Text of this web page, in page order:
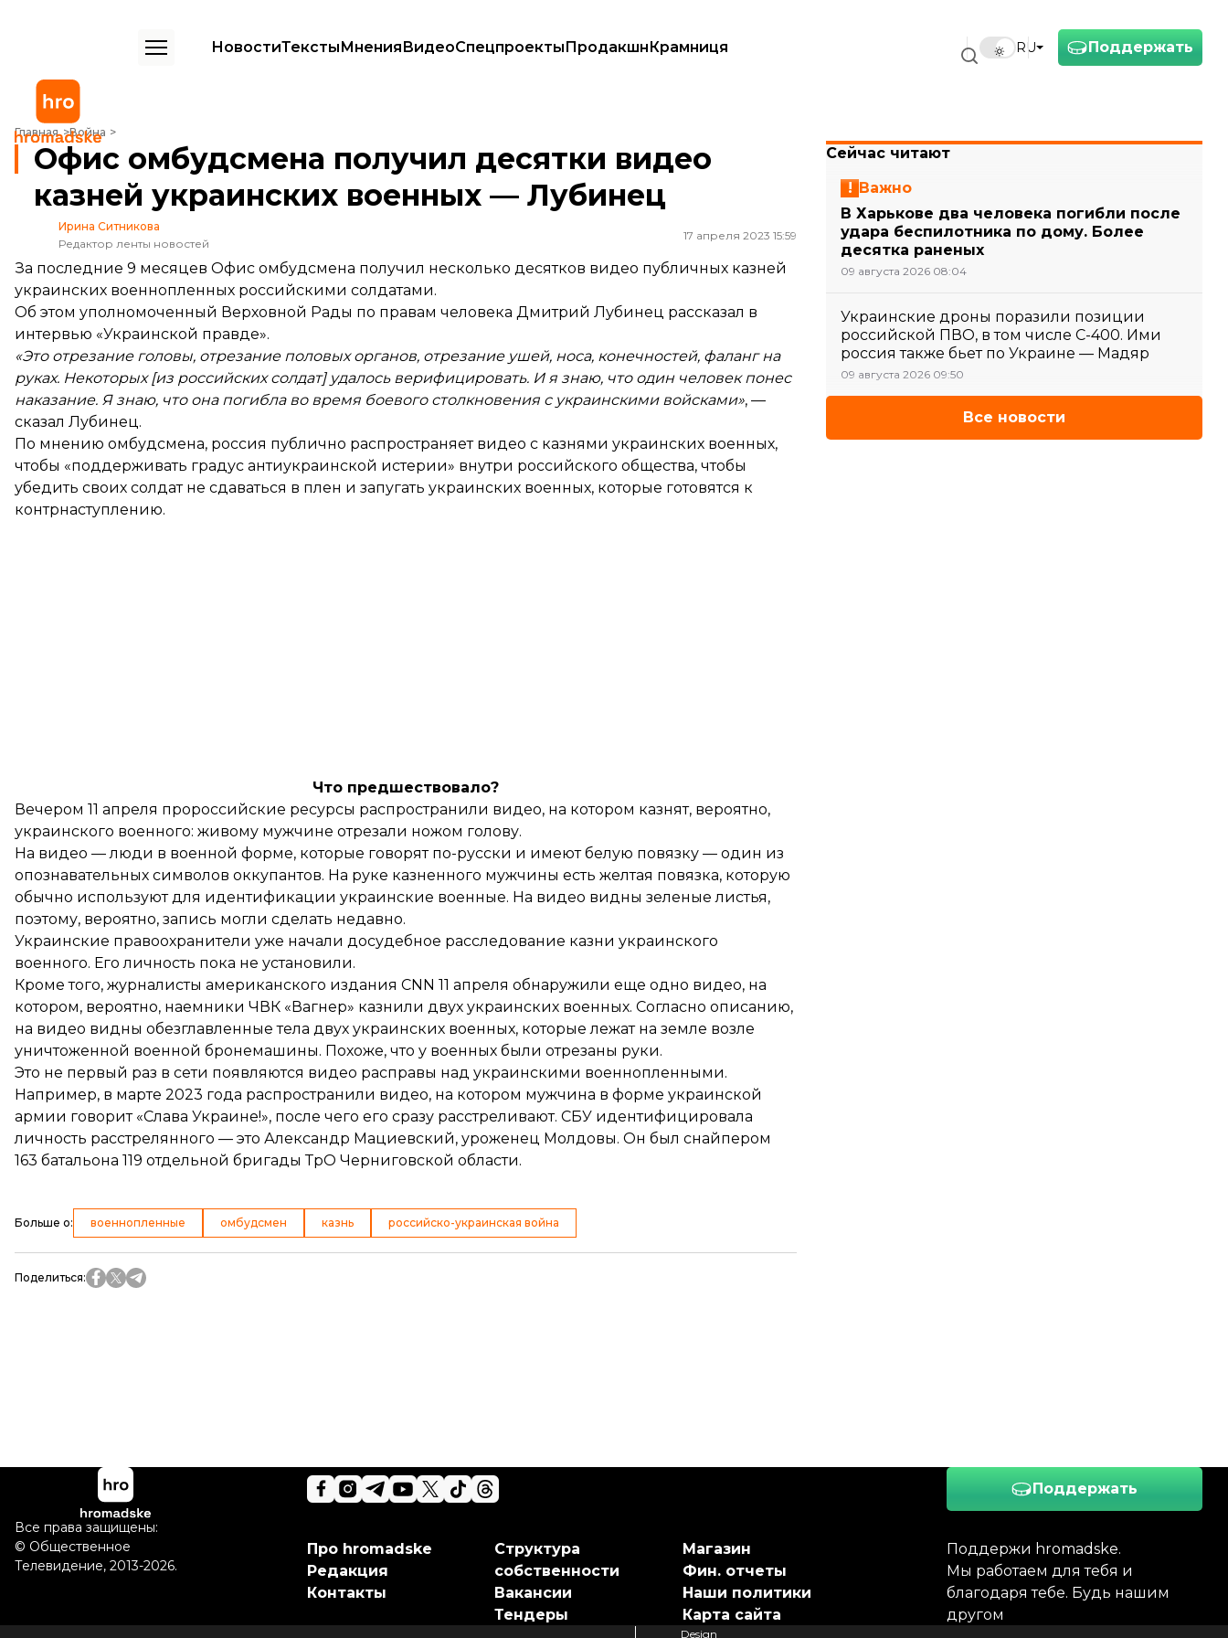
Поддержать
RU
НовостиТекстыМненияВидеоСпецпроектыПродакшнКрамниця
Главная Война
Офис омбудсмена получил десятки видео казней украинских военных — Лубинец
Офис омбудсмена получил десятки видео
казней украинских военных — Лубинец
Ирина Ситникова
Редактор ленты новостей
17 апреля 2023 15:59
За последние 9 месяцев Офис омбудсмена получил несколько десятков видео публичных казней
украинских военнопленных российскими солдатами.
Об этом уполномоченный Верховной Рады по правам человека Дмитрий Лубинец рассказал в
интервью «Украинской правде».
«Это отрезание головы, отрезание половых органов, отрезание ушей, носа, конечностей, фаланг на
руках. Некоторых [из российских солдат] удалось верифицировать. И я знаю, что один человек понес
наказание. Я знаю, что она погибла во время боевого столкновения с украинскими войсками», —
сказал Лубинец.
По мнению омбудсмена, россия публично распространяет видео с казнями украинских военных,
чтобы «поддерживать градус антиукраинской истерии» внутри российского общества, чтобы
убедить своих солдат не сдаваться в плен и запугать украинских военных, которые готовятся к
контрнаступлению.
Что предшествовало?
Вечером 11 апреля пророссийские ресурсы распространили видео, на котором казнят, вероятно,
украинского военного: живому мужчине отрезали ножом голову.
На видео — люди в военной форме, которые говорят по-русски и имеют белую повязку — один из
опознавательных символов оккупантов. На руке казненного мужчины есть желтая повязка, которую
обычно используют для идентификации украинские военные. На видео видны зеленые листья,
поэтому, вероятно, запись могли сделать недавно.
Украинские правоохранители уже начали досудебное расследование казни украинского
военного. Его личность пока не установили.
Кроме того, журналисты американского издания CNN 11 апреля обнаружили еще одно видео, на
котором, вероятно, наемники ЧВК «Вагнер» казнили двух украинских военных. Согласно описанию,
на видео видны обезглавленные тела двух украинских военных, которые лежат на земле возле
уничтоженной военной бронемашины. Похоже, что у военных были отрезаны руки.
Это не первый раз в сети появляются видео расправы над украинскими военнопленными.
Например, в марте 2023 года распространили видео, на котором мужчина в форме украинской
армии говорит «Слава Украине!», после чего его сразу расстреливают. СБУ идентифицировала
личность расстрелянного — это Александр Мациевский, уроженец Молдовы. Он был снайпером
163 батальона 119 отдельной бригады ТрО Черниговской области.
Больше о: военнопленные омбудсмен казнь российско-украинская война
Поделиться:
Сейчас читают
Важно
В Харькове два человека погибли после
удара беспилотника по дому. Более
десятка раненых
09 августа 2026 08:04
Украинские дроны поразили позиции
российской ПВО, в том числе С-400. Ими
россия также бьет по Украине — Мадяр
09 августа 2026 09:50
Все новости
Поддержать
Поддержи hromadske.
Мы работаем для тебя и
благодаря тебе. Будь нашим
другом
Про hromadske
Редакция
Контакты
Структура
собственности
Вакансии
Тендеры
Магазин
Фин. отчеты
Наши политики
Карта сайта
Все права защищены:
© Общественное
Телевидение, 2013-2026.
Design